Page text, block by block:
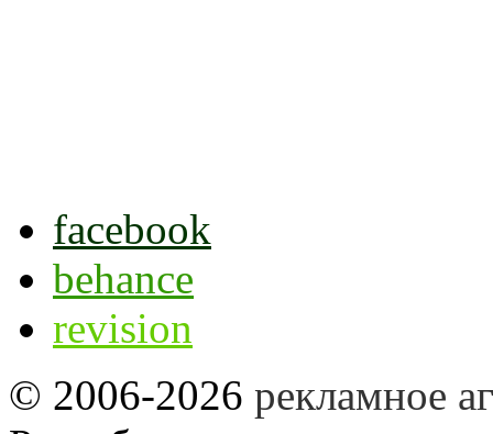
facebook
behance
revision
© 2006-2026 рекламное